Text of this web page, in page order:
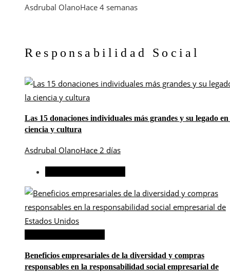
Asdrubal OlanoHace 4 semanas
Responsabilidad Social
Las 15 donaciones individuales más grandes y su legado
ciencia y cultura
Asdrubal OlanoHace 2 días
Beneficios empresariales de la diversidad y compras
responsables en la responsabilidad social empresarial de